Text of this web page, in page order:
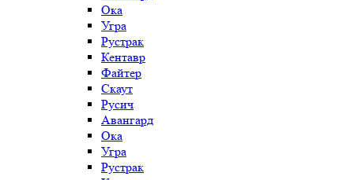
Ока
Угра
Рустрак
Кентавр
Файтер
Скаут
Русич
Авангард
Ока
Угра
Рустрак